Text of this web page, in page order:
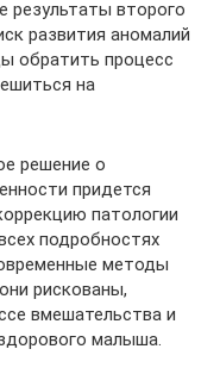
результаты второго
развития аномалий
обратить процесс
на
решение о
придется
патологии
подробностях
методы
рискованы,
вмешательства и
малыша.